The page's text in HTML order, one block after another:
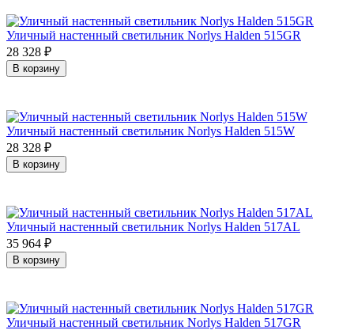
Уличный настенный светильник Norlys Halden 515GR
28 328 ₽
В корзину
Уличный настенный светильник Norlys Halden 515W
28 328 ₽
В корзину
Уличный настенный светильник Norlys Halden 517AL
35 964 ₽
В корзину
Уличный настенный светильник Norlys Halden 517GR